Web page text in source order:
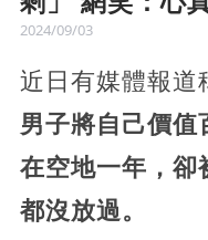
2024/09/03
近日有媒體報道
男子將自己價值
在空地一年，卻
都沒放過。